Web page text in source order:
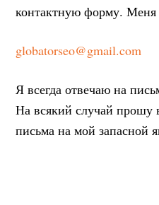
контактную форму. Меня
globatorseo@gmail.com
Я всегда отвечаю на
На всякий случай прошу
письма на мой запасной